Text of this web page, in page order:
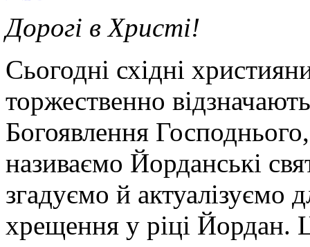
Дорогі в Христі!
Сьогодні східні
торжественно
Богоявлення
називаємо Йорданські
згадуємо й актуалізуємо
хрещення у ріці Йордан.